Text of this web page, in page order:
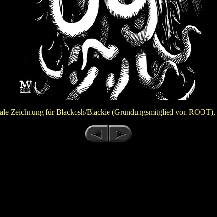
Zeichnung für Blackosh/Blackie (Gründungsmitglied von ROOT),